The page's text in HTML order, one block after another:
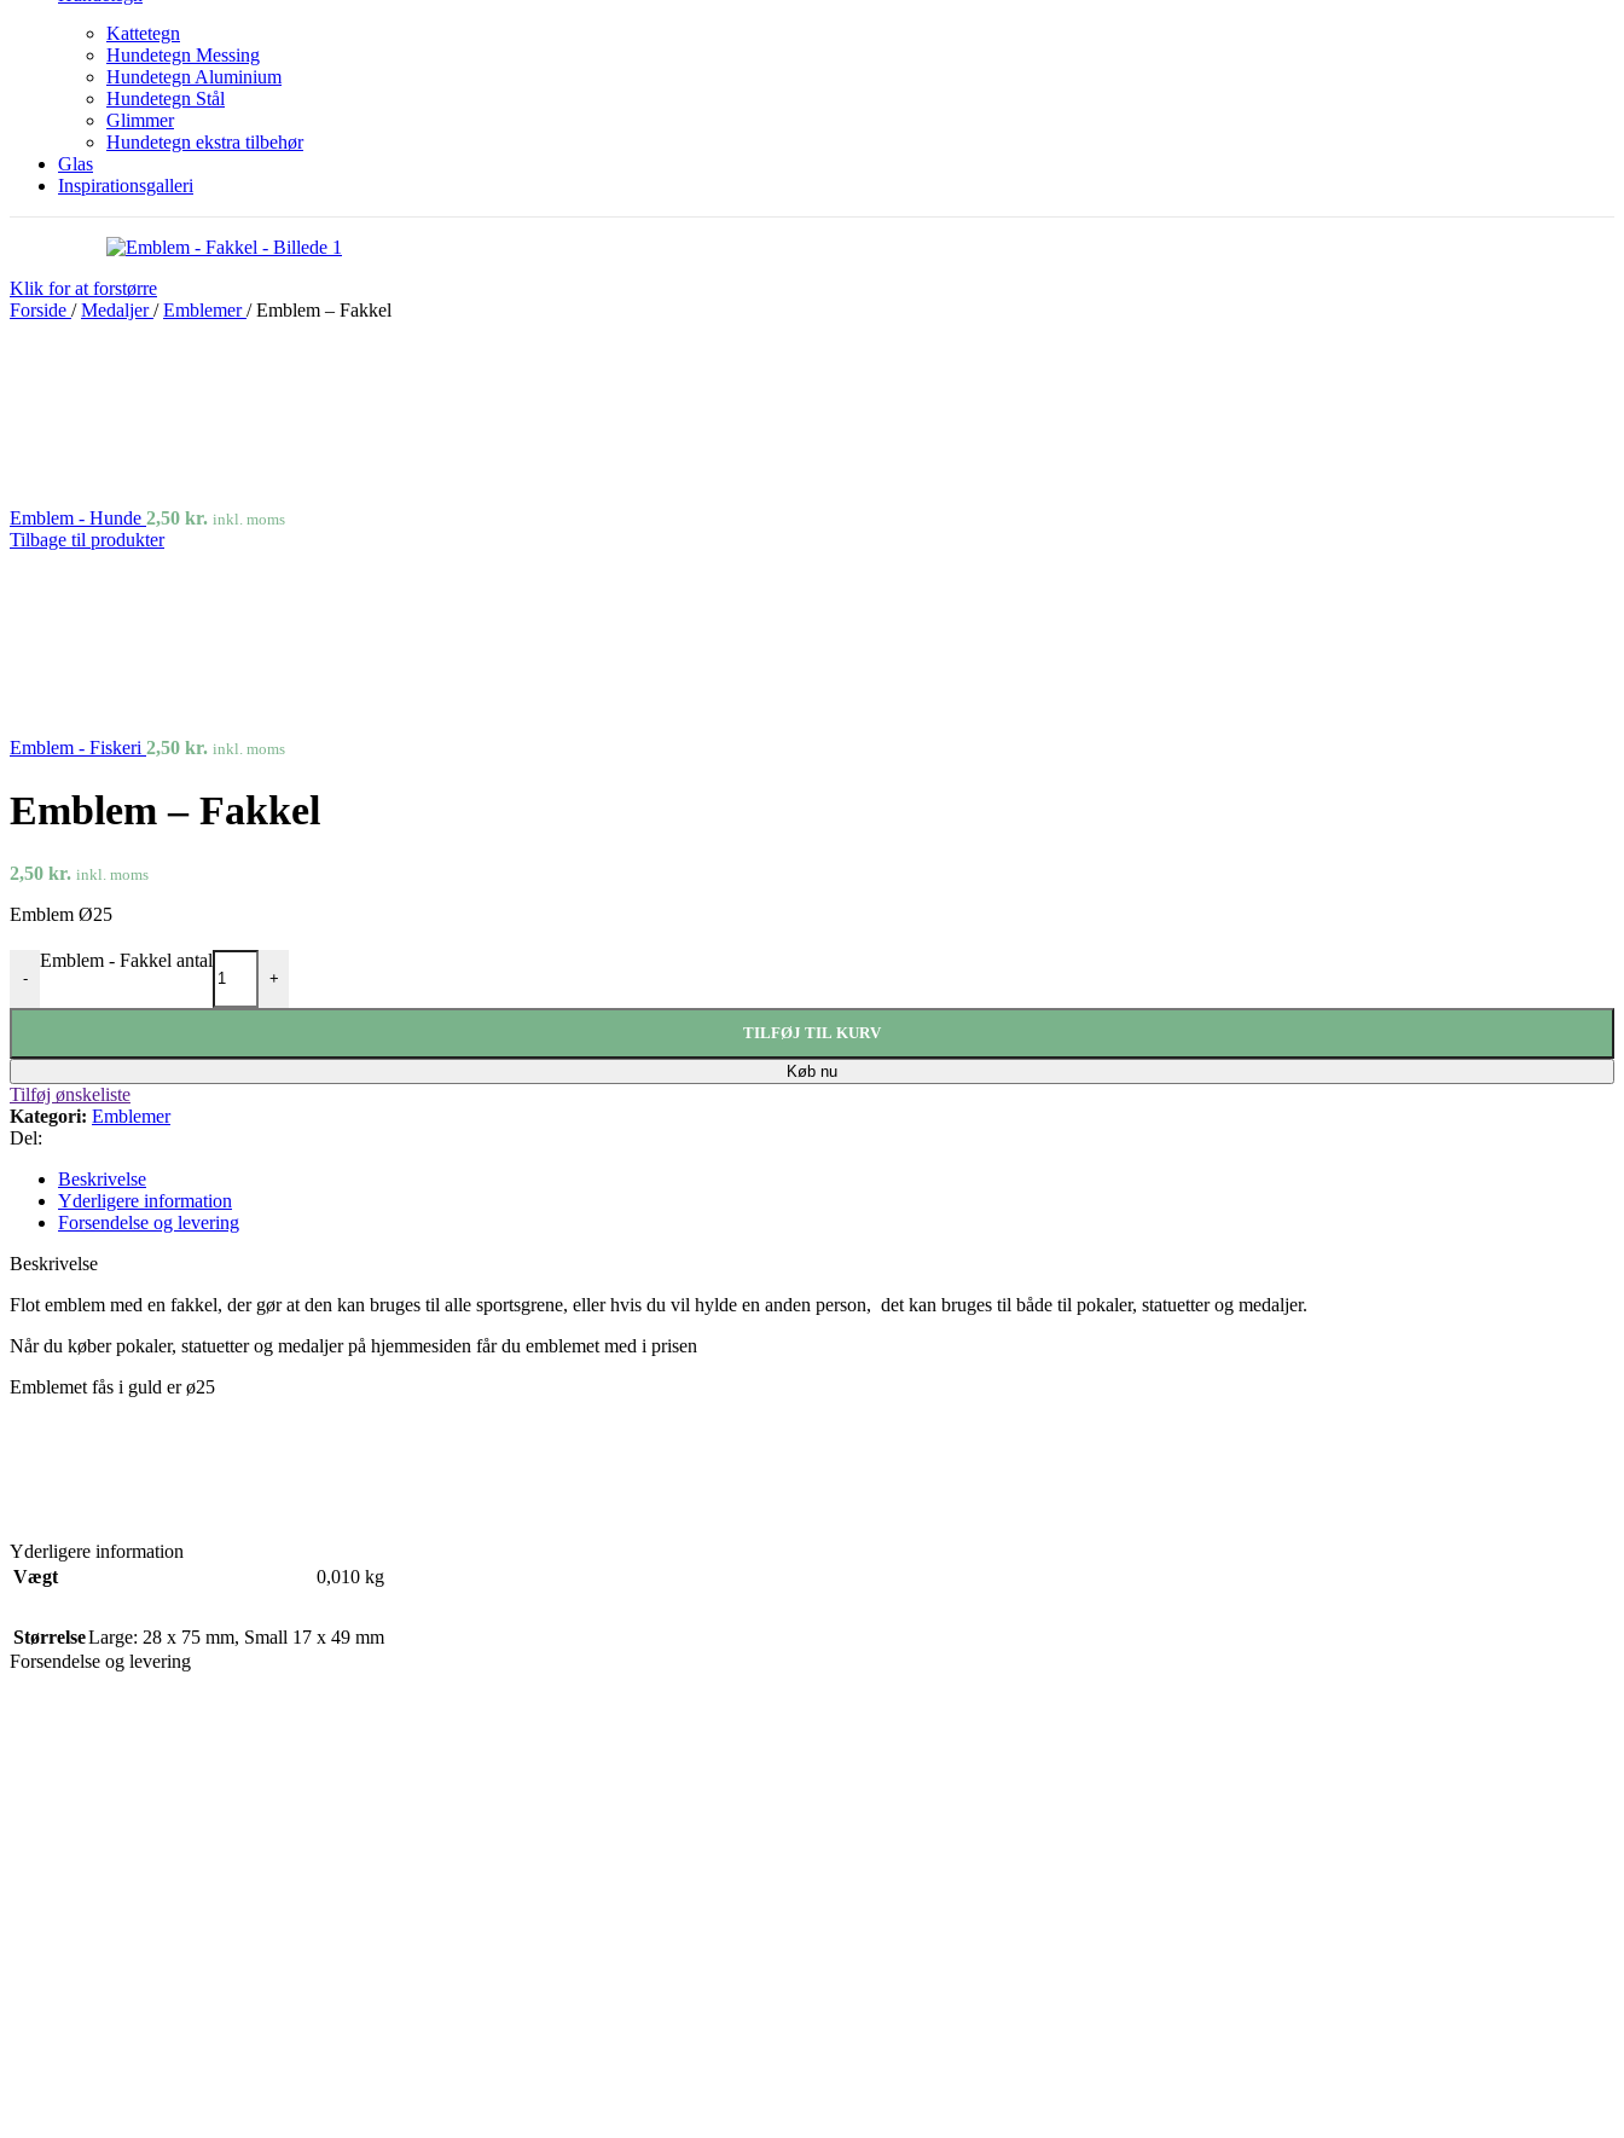
Kattetegn
Hundetegn Messing
Hundetegn Aluminium
Hundetegn Stål
Glimmer
Hundetegn ekstra tilbehør
Glas
Inspirationsgalleri
Klik for at forstørre
Forside / Medaljer/ Emblemer/ Emblem – Fakkel
Emblem - Hunde 2,50 kr. inkl. moms
Tilbage til produkter
Emblem - Fiskeri 2,50 kr. inkl. moms
Emblem – Fakkel
2,50 kr. inkl. moms
Emblem Ø25
-
Emblem - Fakkel antal
+
TILFØJ TIL KURV
Køb nu
Tilføj ønskeliste
Kategori: Emblemer
Del:
Beskrivelse
Yderligere information
Forsendelse og levering
Beskrivelse
Flot emblem med en fakkel, der gør at den kan bruges til alle sportsgrene, eller hvis du vil hylde en anden person, det kan bruges til både til pokaler, statuetter og medaljer.
Når du køber pokaler, statuetter og medaljer på hjemmesiden får du emblemet med i prisen
Emblemet fås i guld er ø25
Yderligere information
Vægt
0,010 kg
StørrelseLarge: 28 x 75 mm, Small 17 x 49 mm
Forsendelse og levering